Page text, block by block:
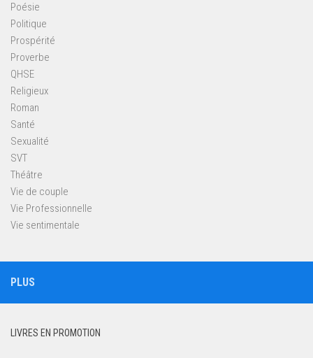
Poésie
Politique
Prospérité
Proverbe
QHSE
Religieux
Roman
Santé
Sexualité
SVT
Théâtre
Vie de couple
Vie Professionnelle
Vie sentimentale
PLUS
LIVRES EN PROMOTION